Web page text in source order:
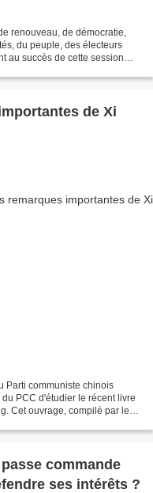
renouveau, de démocratie,
du peuple, des électeurs
au succès de cette session
de Xi
Parti communiste chinois
PCC d'étudier le récent livre
Cet ouvrage, compilé par le
commande
ses intérêts ?